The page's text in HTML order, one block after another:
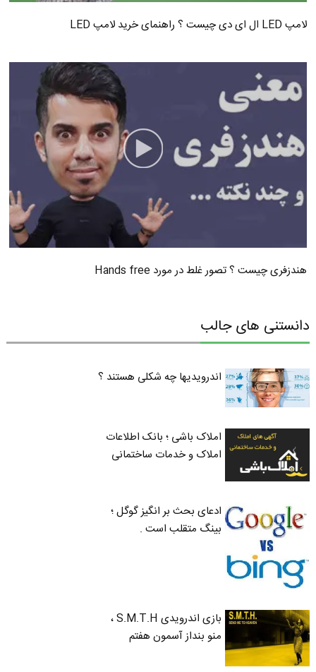
لامپ LED ال ای دی چیست ؟ راهنمای خرید لامپ LED
هندزفری چیست ؟ تصور غلط در مورد Hands free
دانستنی های جالب
اندرویدیها چه شکلی هستند ؟
املاک باشی ؛ بانک اطلاعات
املاک و خدمات ساختمانی
ادعای بحث بر انگیز گوگل ؛
بینگ متقلب است .
بازی اندرویدی S.M.T.H ،
منو بنداز آسمون هفتم